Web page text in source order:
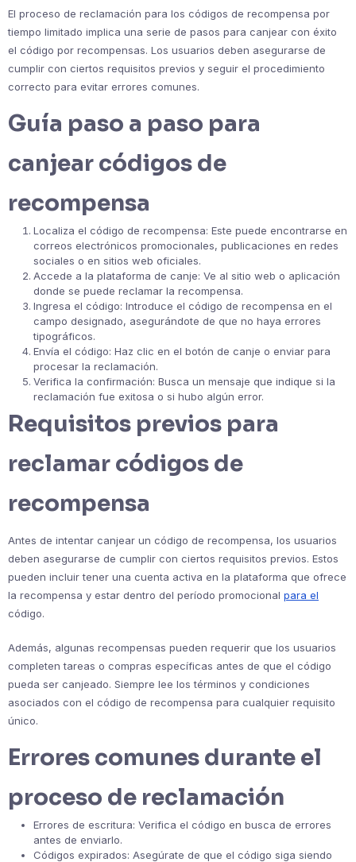
El proceso de reclamación para los códigos de recompensa por
tiempo limitado implica una serie de pasos para canjear con éxito
el código por recompensas. Los usuarios deben asegurarse de
cumplir con ciertos requisitos previos y seguir el procedimiento
correcto para evitar errores comunes.
Guía paso a paso para
canjear códigos de
recompensa
Localiza el código de recompensa: Este puede encontrarse en
correos electrónicos promocionales, publicaciones en redes
sociales o en sitios web oficiales.
Accede a la plataforma de canje: Ve al sitio web o aplicación
donde se puede reclamar la recompensa.
Ingresa el código: Introduce el código de recompensa en el
campo designado, asegurándote de que no haya errores
tipográficos.
Envía el código: Haz clic en el botón de canje o enviar para
procesar la reclamación.
Verifica la confirmación: Busca un mensaje que indique si la
reclamación fue exitosa o si hubo algún error.
Requisitos previos para
reclamar códigos de
recompensa
Antes de intentar canjear un código de recompensa, los usuarios
deben asegurarse de cumplir con ciertos requisitos previos. Estos
pueden incluir tener una cuenta activa en la plataforma que ofrece
la recompensa y estar dentro del período promocional para el
código.
Además, algunas recompensas pueden requerir que los usuarios
completen tareas o compras específicas antes de que el código
pueda ser canjeado. Siempre lee los términos y condiciones
asociados con el código de recompensa para cualquier requisito
único.
Errores comunes durante el
proceso de reclamación
Errores de escritura: Verifica el código en busca de errores
antes de enviarlo.
Códigos expirados: Asegúrate de que el código siga siendo